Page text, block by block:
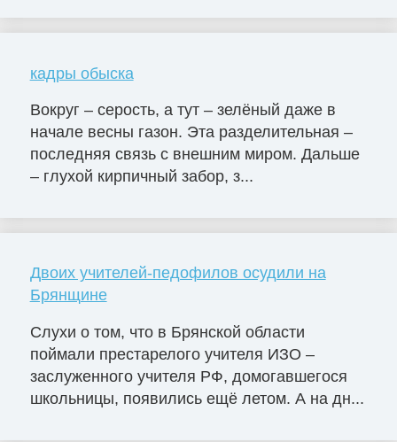
кадры обыска
Вокруг – серость, а тут – зелёный даже в
начале весны газон. Эта разделительная –
последняя связь с внешним миром. Дальше
– глухой кирпичный забор, з...
Двоих учителей-педофилов осудили на
Брянщине
Слухи о том, что в Брянской области
поймали престарелого учителя ИЗО –
заслуженного учителя РФ, домогавшегося
школьницы, появились ещё летом. А на дн...